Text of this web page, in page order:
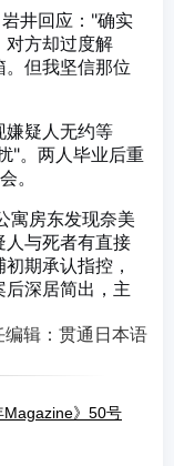
井回应："确实
对方却过度解
但我坚信那位
嫌疑人无约等
"。两人毕业后重
。
寓房东发现奈美
人与死者有直接
期承认指控，
深居简出，主
辑：贯通日本语
Magazine》50号